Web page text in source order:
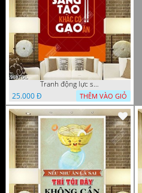
Tranh động lực snags tạo khắc có gạo ăn
25.000 Đ
THÊM VÀO GIỎ